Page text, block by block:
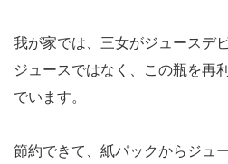
我が家では、三女がジュースデ
ジュースではなく、この瓶を再
でいます。
節約できて、紙パックからジュ